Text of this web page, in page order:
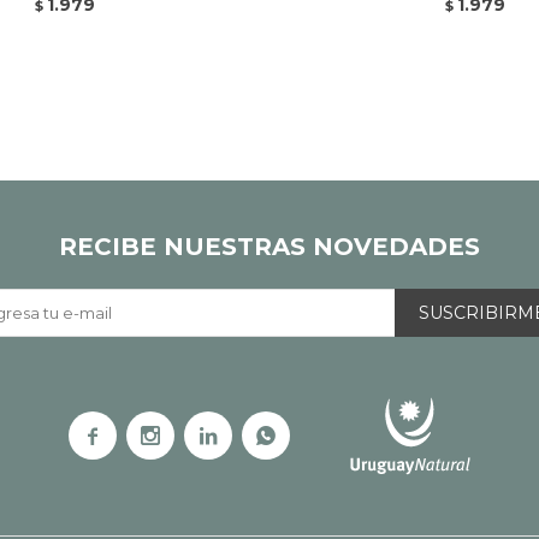
$ 1.979 $ 1.979
RECIBE NUESTRAS NOVEDADES
   